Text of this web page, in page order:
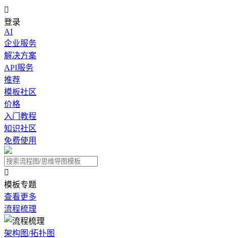

登录
AI
企业服务
解决方案
API服务
推荐
模板社区
价格
入门教程
知识社区
免费使用

模板专题
查看更多
流程梳理
架构图/拓扑图